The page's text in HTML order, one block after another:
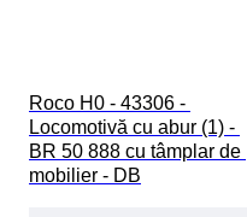
Roco H0 - 43306 -
Locomotivă cu abur (1) -
BR 50 888 cu tâmplar de
mobilier - DB